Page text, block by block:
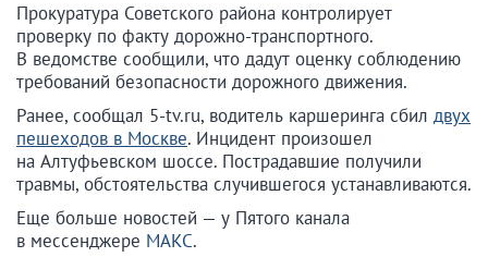
Прокуратура Советского района контролирует
проверку по факту дорожно-транспортного.
В ведомстве сообщили, что дадут оценку соблюдению
требований безопасности дорожного движения.
Ранее, сообщал 5-tv.ru, водитель каршеринга сбил двух
пешеходов в Москве. Инцидент произошел
на Алтуфьевском шоссе. Пострадавшие получили
травмы, обстоятельства случившегося устанавливаются.
Еще больше новостей — у Пятого канала
в мессенджере МАКС.